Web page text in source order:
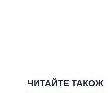
ЧИТАЙТЕ ТАКОЖ